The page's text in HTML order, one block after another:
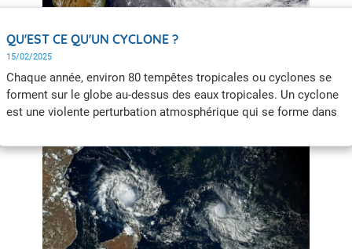
QU'EST CE QU'UN CYCLONE ?
15/02/2025
Chaque année, environ 80 tempêtes tropicales ou cyclones se
forment sur le globe au-dessus des eaux tropicales. Un cyclone
est une violente perturbation atmosphérique qui se forme dans
pression en son centre est très basse.